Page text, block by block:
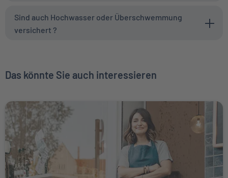
Sind auch Hochwasser oder Überschwemmung
versichert ?
Das könnte Sie auch interessieren
Weiter zu Betriebshaftpflichtversicherung